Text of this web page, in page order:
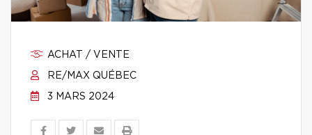
ACHAT / VENTE
RE/MAX QUÉBEC
3 MARS 2024